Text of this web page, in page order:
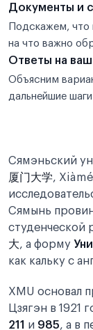
Документы и
Подскажем, что
на что важно
Ответы на
Объясним
дальнейшие
Сямэньский
厦门大学,
Сямынь
студенческой
大, а форму
как кальку с
XMU основал
Цзягэн в 1921
211 и 985, а в